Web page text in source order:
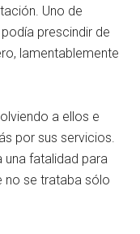
Uno de
prescindir de
lamentablemente
a ellos e
por sus servicios.
una fatalidad para
no se trataba sólo